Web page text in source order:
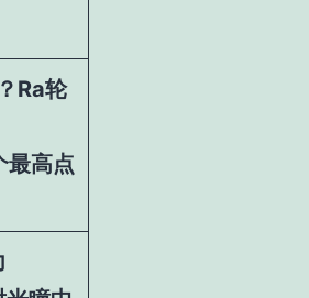
Ra轮
最高点